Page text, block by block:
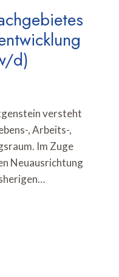
d)
versteht
, Arbeits-,
Im Zuge
Neuausrichtung